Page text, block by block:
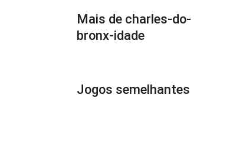
Mais de charles-do-
bronx-idade
Jogos semelhantes